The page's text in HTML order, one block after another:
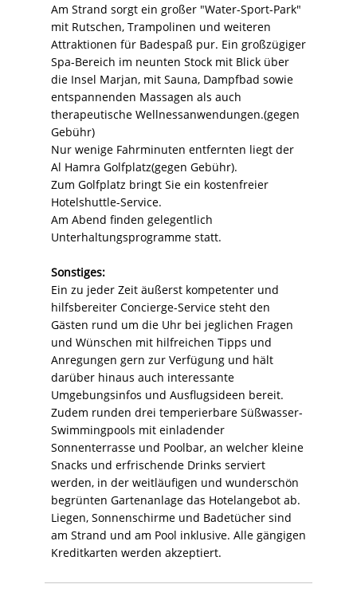
Am Strand sorgt ein großer "Water-Sport-Park"
mit Rutschen, Trampolinen und weiteren
Attraktionen für Badespaß pur. Ein großzügiger
Spa-Bereich im neunten Stock mit Blick über
die Insel Marjan, mit Sauna, Dampfbad sowie
entspannenden Massagen als auch
therapeutische Wellnessanwendungen.(gegen
Gebühr)
Nur wenige Fahrminuten entfernten liegt der
Al Hamra Golfplatz(gegen Gebühr).
Zum Golfplatz bringt Sie ein kostenfreier
Hotelshuttle-Service.
Am Abend finden gelegentlich
Unterhaltungsprogramme statt.
Sonstiges:
Ein zu jeder Zeit äußerst kompetenter und
hilfsbereiter Concierge-Service steht den
Gästen rund um die Uhr bei jeglichen Fragen
und Wünschen mit hilfreichen Tipps und
Anregungen gern zur Verfügung und hält
darüber hinaus auch interessante
Umgebungsinfos und Ausflugsideen bereit.
Zudem runden drei temperierbare Süßwasser-
Swimmingpools mit einladender
Sonnenterrasse und Poolbar, an welcher kleine
Snacks und erfrischende Drinks serviert
werden, in der weitläufigen und wunderschön
begrünten Gartenanlage das Hotelangebot ab.
Liegen, Sonnenschirme und Badetücher sind
am Strand und am Pool inklusive. Alle gängigen
Kreditkarten werden akzeptiert.